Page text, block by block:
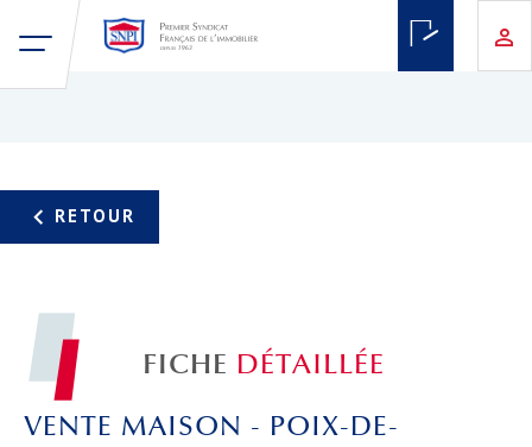
FICHE DÉTAILLÉE
VENTE MAISON - POIX-DE-